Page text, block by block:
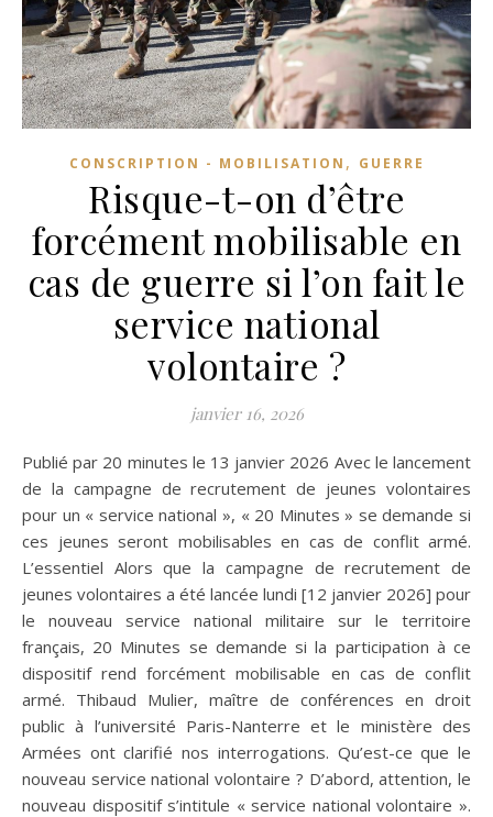
CONSCRIPTION - MOBILISATION , GUERRE
Risque-t-on d’être
forcément mobilisable en
cas de guerre si l’on fait le
service national
volontaire ?
janvier 16, 2026
Publié par 20 minutes le 13 janvier 2026 Avec le lancement
de la campagne de recrutement de jeunes volontaires
pour un « service national », « 20 Minutes » se demande si
ces jeunes seront mobilisables en cas de conflit armé.
L’essentiel Alors que la campagne de recrutement de
jeunes volontaires a été lancée lundi [12 janvier 2026] pour
le nouveau service national militaire sur le territoire
français, 20 Minutes se demande si la participation à ce
dispositif rend forcément mobilisable en cas de conflit
armé. Thibaud Mulier, maître de conférences en droit
public à l’université Paris-Nanterre et le ministère des
Armées ont clarifié nos interrogations. Qu’est-ce que le
nouveau service national volontaire ? D’abord, attention, le
nouveau dispositif s’intitule « service national volontaire ».